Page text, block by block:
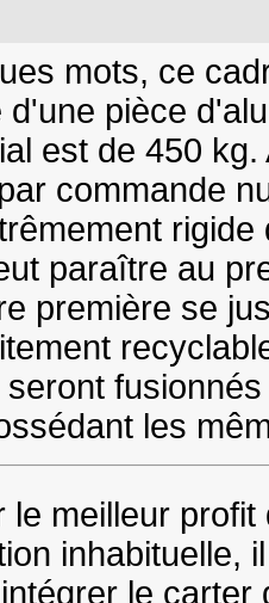
mots, ce
d'une pièce
est de 450
commande
paraître au
première se
seront
les
le meilleur profit
inhabituelle,
le carter